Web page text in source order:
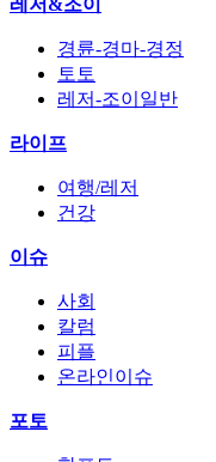
경륜-경마-경정
토토
레저-조이일반
라이프
여행/레저
건강
이슈
사회
칼럼
피플
온라인이슈
포토